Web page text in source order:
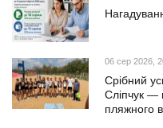
06 сер 2026,
Срібний
Сліпчук —
пляжного